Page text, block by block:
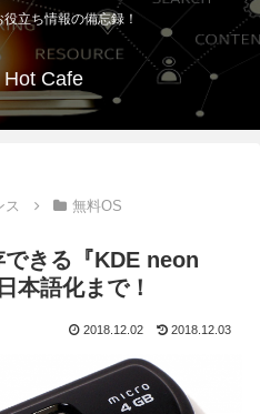
立ち情報の備忘録！
Hot Cafe
ス 無料OS
きる『KDE neon
本語化まで！
2018.12.02 2018.12.03